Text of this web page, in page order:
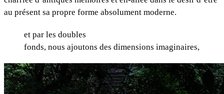
au présent sa propre forme absolument moderne.
et par les doubles
fonds, nous ajoutons des dimensions imaginaires,